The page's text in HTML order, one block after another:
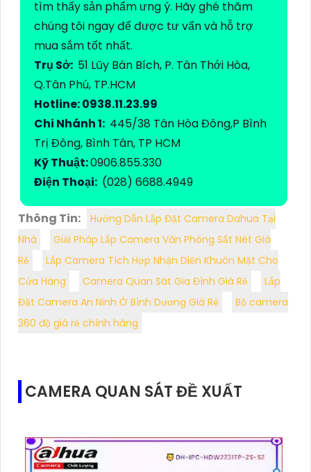
tìm thấy sản phẩm ưng ý. Hãy ghé thăm
chúng tôi ngay để được tư vấn và hỗ trợ
mua sắm tốt nhất.
Trụ Sở: 51 Lũy Bán Bích, P. Tân Thới Hòa,
Q.Tân Phú, TP.HCM
Hotline: 0938.11.23.99
Chi Nhánh 1: 445/38 Tân Hòa Đông,P Bình
Trị Đông, Bình Tân, TP HCM
Kỹ Thuật:0906.855.330
Điện Thoại: (028) 6688.4949
Thông Tin:
Hướng Dẫn Lắp Đặt Camera Dahua Tại
Nhà
Giải Pháp Lắp Camera Văn Phòng Sắt Nét Giá
Rẻ
Lắp Camera Tích Hợp Nhận Diện Khuôn Mặt Cho
Cửa Hàng
Camera Quan Sát Gia Đình Giá Rẻ
Lắp
Đặt Camera An Ninh Ở Bình Dương Giá Rẻ
Bộ camera
360 độ giá rẻ chính hãng
CAMERA QUAN SÁT ĐỀ XUẤT